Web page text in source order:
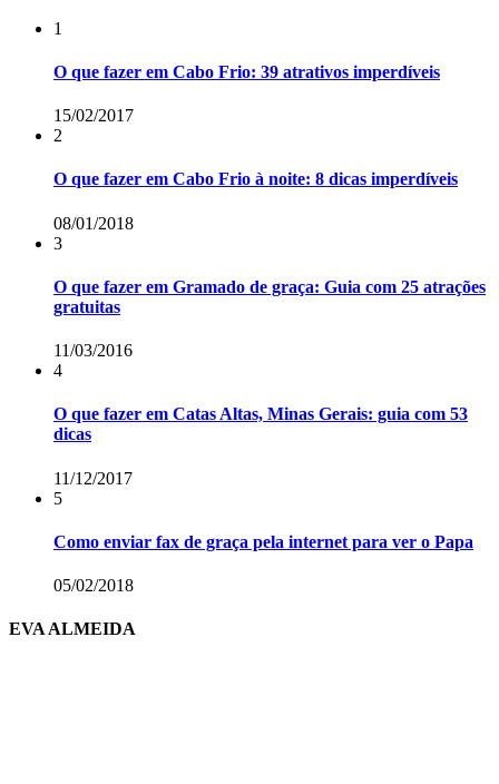
1
O que fazer em Cabo Frio: 39 atrativos imperdíveis
15/02/2017
2
O que fazer em Cabo Frio à noite: 8 dicas imperdíveis
08/01/2018
3
O que fazer em Gramado de graça: Guia com 25 atrações
gratuitas
11/03/2016
4
O que fazer em Catas Altas, Minas Gerais: guia com 53
dicas
11/12/2017
5
Como enviar fax de graça pela internet para ver o Papa
05/02/2018
EVA ALMEIDA